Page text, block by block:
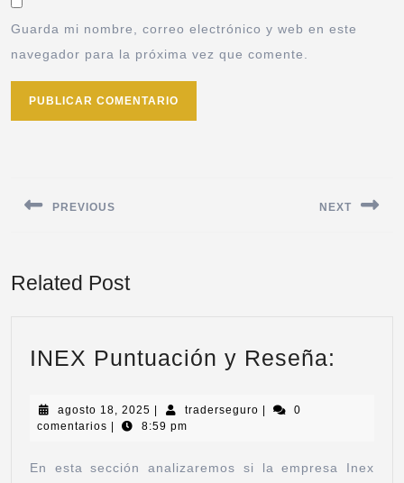
Guarda mi nombre, correo electrónico y web en este
navegador para la próxima vez que comente.
PREVIOUS NEXT
Related Post
INEX Puntuación y Reseña:
agosto 18, 2025 traderseguro
0
comentarios
8:59 pm
En esta sección analizaremos si la empresa Inex